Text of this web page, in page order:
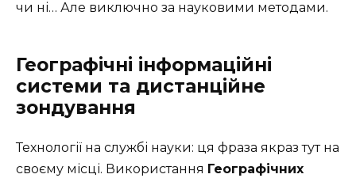
чи ні… Але виключно за науковими методами.
Географічні інформаційні
системи та дистанційне
зондування
Технології на службі науки: ця фраза якраз тут на
своєму місці. Використання Географічних